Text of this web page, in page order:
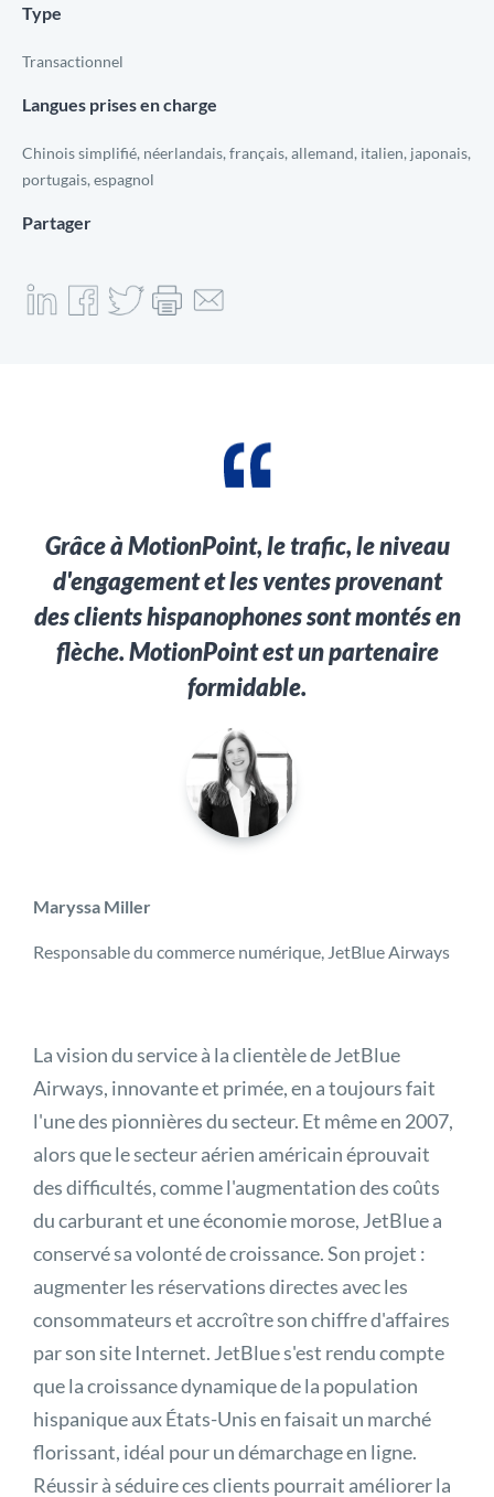
Type
Transactionnel
Langues prises en charge
Chinois simplifié, néerlandais, français, allemand, italien, japonais,
portugais, espagnol
Partager
Grâce à MotionPoint, le trafic, le niveau
d'engagement et les ventes provenant
des clients hispanophones sont montés en
flèche. MotionPoint est un partenaire
formidable.
Maryssa Miller
Responsable du commerce numérique, JetBlue Airways
La vision du service à la clientèle de JetBlue
Airways, innovante et primée, en a toujours fait
l'une des pionnières du secteur. Et même en 2007,
alors que le secteur aérien américain éprouvait
des difficultés, comme l'augmentation des coûts
du carburant et une économie morose, JetBlue a
conservé sa volonté de croissance. Son projet :
augmenter les réservations directes avec les
consommateurs et accroître son chiffre d'affaires
par son site Internet. JetBlue s'est rendu compte
que la croissance dynamique de la population
hispanique aux États-Unis en faisait un marché
florissant, idéal pour un démarchage en ligne.
Réussir à séduire ces clients pourrait améliorer la